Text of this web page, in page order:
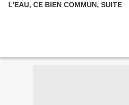
L'EAU, CE BIEN COMMUN, SUITE